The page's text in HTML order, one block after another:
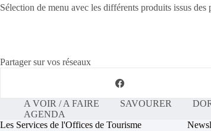
Sélection de menu avec les différents produits issus
Partager sur vos réseaux
A VOIR / A FAIRE SAVOURER
AGENDA
Les Services de l'Offices de Tourisme